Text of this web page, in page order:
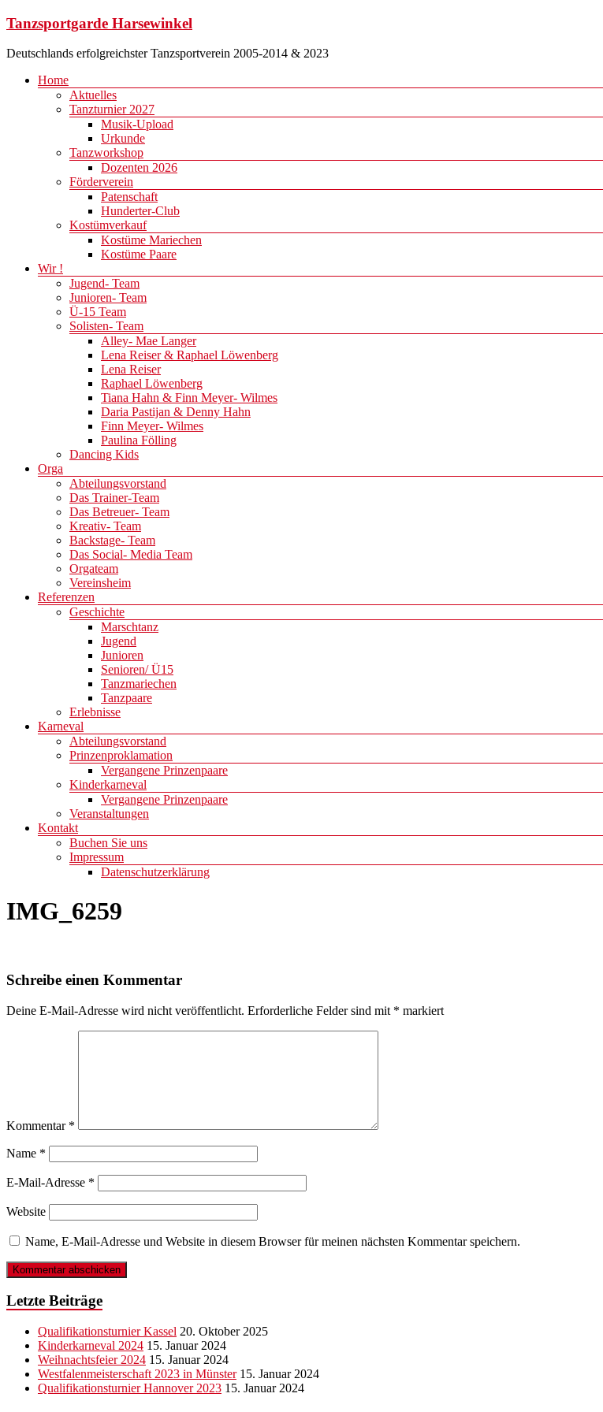
Zum
springen
Tanzsportgarde Harsewinkel
Deutschlands erfolgreichster Tanzsportverein 2005-2014 & 2023
Menü
Home
Aktuelles
Tanzturnier 2027
Musik-Upload
Urkunde
Tanzworkshop
Dozenten 2026
Förderverein
Patenschaft
Hunderter-Club
Kostümverkauf
Kostüme Mariechen
Kostüme Paare
Wir !
Jugend- Team
Junioren- Team
Ü-15 Team
Solisten- Team
Alley- Mae Langer
Lena Reiser & Raphael Löwenberg
Lena Reiser
Raphael Löwenberg
Tiana Hahn & Finn Meyer- Wilmes
Daria Pastijan & Denny Hahn
Finn Meyer- Wilmes
Paulina Fölling
Dancing Kids
Orga
Abteilungsvorstand
Das Trainer-Team
Das Betreuer- Team
Kreativ- Team
Backstage- Team
Das Social- Media Team
Orgateam
Vereinsheim
Referenzen
Geschichte
Marschtanz
Jugend
Junioren
Senioren/ Ü15
Tanzmariechen
Tanzpaare
Erlebnisse
Karneval
Abteilungsvorstand
Prinzenproklamation
Vergangene Prinzenpaare
Kinderkarneval
Vergangene Prinzenpaare
Veranstaltungen
Kontakt
Buchen Sie uns
Impressum
Datenschutzerklärung
IMG_6259
Schreibe einen Kommentar
Deine E-Mail-Adresse wird nicht veröffentlicht. Erforderliche Felder sind mit * markiert
Kommentar *
Name *
E-Mail-Adresse *
Website
Name, E-Mail-Adresse und Website in diesem Browser für meinen nächsten Kommentar speichern.
Letzte Beiträge
Qualifikationsturnier Kassel 20. Oktober 2025
Kinderkarneval 2024 15. Januar 2024
Weihnachtsfeier 2024 15. Januar 2024
Westfalenmeisterschaft 2023 in Münster 15. Januar 2024
Qualifikationsturnier Hannover 2023 15. Januar 2024